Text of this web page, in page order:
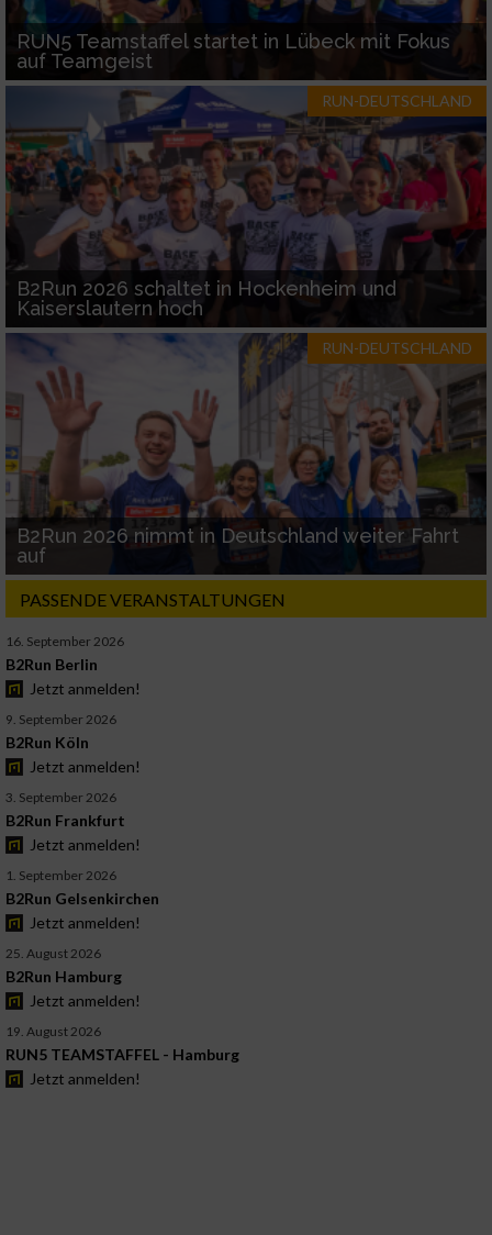
RUN5 Teamstaffel startet in Lübeck mit Fokus
auf Teamgeist
RUN-DEUTSCHLAND
B2Run 2026 schaltet in Hockenheim und
Kaiserslautern hoch
RUN-DEUTSCHLAND
B2Run 2026 nimmt in Deutschland weiter Fahrt
auf
PASSENDE VERANSTALTUNGEN
16. September 2026
B2Run Berlin
Jetzt anmelden!
9. September 2026
B2Run Köln
Jetzt anmelden!
3. September 2026
B2Run Frankfurt
Jetzt anmelden!
1. September 2026
B2Run Gelsenkirchen
Jetzt anmelden!
25. August 2026
B2Run Hamburg
Jetzt anmelden!
19. August 2026
RUN5 TEAMSTAFFEL - Hamburg
Jetzt anmelden!